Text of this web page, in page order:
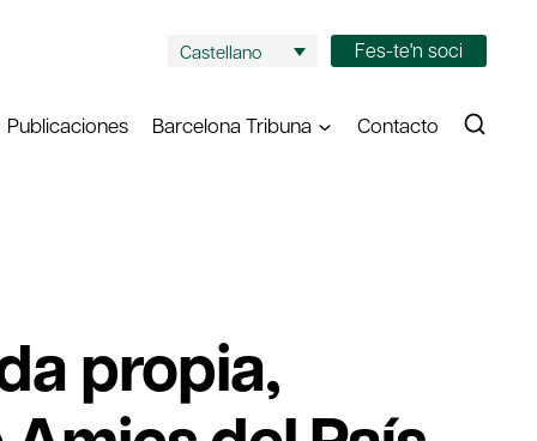
Castellano Fes-te'n soci
Publicaciones Barcelona Tribuna Contacto
propia,